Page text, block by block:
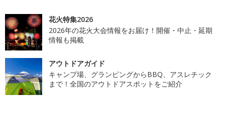
花火特集2026
2026年の花火大会情報をお届け！開催・中止・延期
情報も掲載
アウトドアガイド
キャンプ場、グランピングからBBQ、アスレチック
まで！全国のアウトドアスポットをご紹介